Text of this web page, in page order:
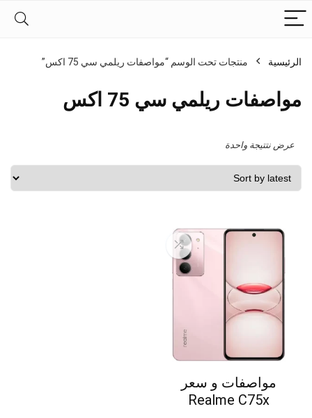
الرئيسية منتجات تحت الوسم “مواصفات ريلمي سي 75 اكس”
مواصفات ريلمي سي 75 اكس
عرض نتتيجة واحدة
مواصفات و سعر
Realme C75x